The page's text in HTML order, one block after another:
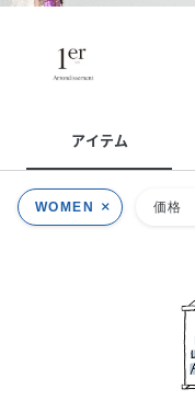
アイテム
WOMEN 価格